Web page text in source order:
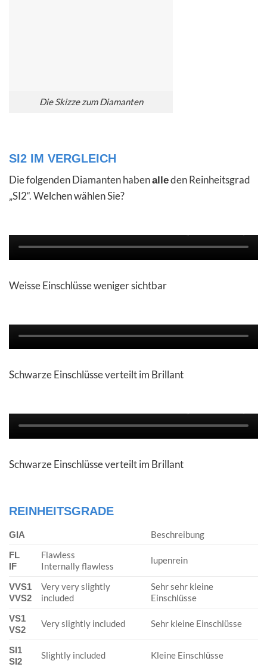
Die Skizze zum Diamanten
SI2 IM VERGLEICH
Die folgenden Diamanten habenalleden Reinheitsgrad
„SI2“. Welchen wählen Sie?
Weisse Einschlüsse weniger sichtbar
Schwarze Einschlüsse verteilt im Brillant
Schwarze Einschlüsse verteilt im Brillant
REINHEITSGRADE
GIA Beschreibung
FL
IF
Flawless
Internally flawless
lupenrein
VVS1
VVS2
Very very slightly
included
Sehr sehr kleine
Einschlüsse
VS1
VS2
Very slightly included Sehr kleine Einschlüsse
SI1
SI2
Slightly included Kleine Einschlüsse